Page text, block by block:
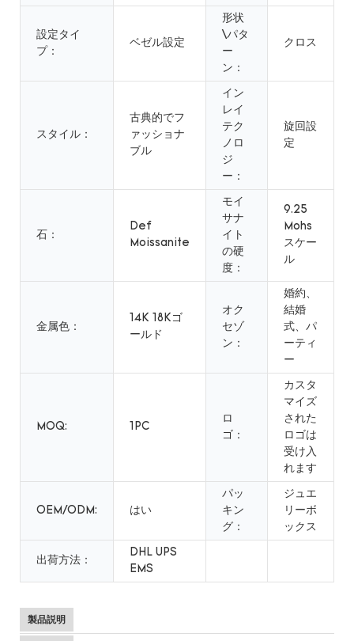
設定タイ
プ：
ベゼル設定
形状
\パタ
ー
ン：
クロス
スタイル：
古典的でフ
ァッショナ
ブル
イン
レイ
テク
ノロ
ジ
ー：
旋回設
定
石：
Def
Moissanite
モイ
サナ
イト
の硬
度：
9.25
Mohs
スケー
ル
金属色：
14K 18Kゴ
ールド
オク
セゾ
ン：
婚約、
結婚
式、パ
ーティ
ー
MOQ: 1PC
ロ
ゴ：
カスタ
マイズ
された
ロゴは
受け入
れます
OEM/ODM: はい
パッ
キン
グ：
ジュエ
リーボ
ックス
出荷方法：
DHL UPS
EMS
製品説明